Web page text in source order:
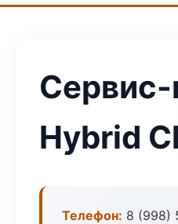
Сервис-
Hybrid
Телефон: 8 (998)